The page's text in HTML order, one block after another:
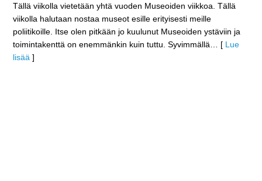
Tällä viikolla vietetään yhtä vuoden Museoiden viikkoa. Tällä
viikolla halutaan nostaa museot esille erityisesti meille
poliitikoille. Itse olen pitkään jo kuulunut Museoiden ystäviin ja
toimintakenttä on enemmänkin kuin tuttu. Syvimmällä … [ Lue
lisää ]